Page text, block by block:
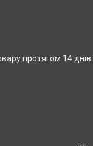
протягом 14 днів